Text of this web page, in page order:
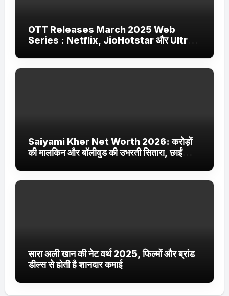
OTT Releases March 2025 Web
Series : Netflix, JioHotstar और Ultra
Saiyami Kher Net Worth 2026: करोड़ों
की मालकिन और बॉलीवुड की उभरती सितारा, छाईं
सारा अली खान की नेट वर्थ 2025, फिल्मों और ब्रांड
डील्स से होती है शानदार कमाई